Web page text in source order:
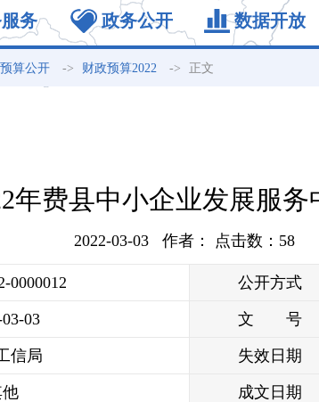
务 政务公开 数据开放
预算公开 -> 财政预算2022 -> 正文
年费县中小企业发展服务
2022-03-03 作者： 点击数： 58
0000012 公开方式
03 文 号
信局 失效日期
成文日期